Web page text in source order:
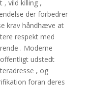
, vild killing ,
der forbedrer
krav håndhæve at
respekt med
. Moderne
udstedt
, og
foran deres